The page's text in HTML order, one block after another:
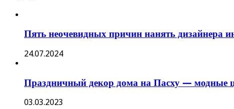
Пять неочевидных причин нанять дизайнера
24.07.2024
Праздничный декор дома на Пасху — модные
03.03.2023